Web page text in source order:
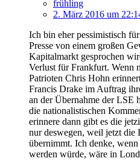
frühling
2. März 2016 um
Ich bin eher pessimistisch
Presse von einem großen
Kapitalmarkt gesprochen
Verlust für Frankfurt. Wenn
Patrioten Chris Hohn
Francis Drake im Auftrag
an der Übernahme der LSE
die nationalistischen
erinnere dann gibt es die
nur deswegen, weil jetzt die
übernimmt. Ich denke,
werden würde, wäre in